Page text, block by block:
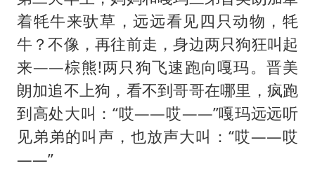
着牦牛来驮草，远远看见四只动物，牦
牛？不像，再往前走，身边两只狗狂叫起
来——棕熊!两只狗飞速跑向嘎玛。晋美
朗加追不上狗，看不到哥哥在哪里，疯跑
到高处大叫：“哎——哎——”嘎玛远远听
见弟弟的叫声，也放声大叫：“哎——哎
——”